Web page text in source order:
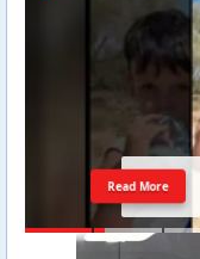
Read More